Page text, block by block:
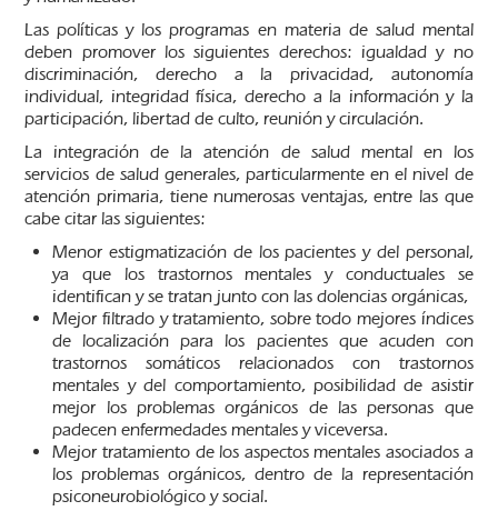
Las políticas y los programas en materia de salud mental
deben promover los siguientes derechos: igualdad y no
discriminación, derecho a la privacidad, autonomía
individual, integridad física, derecho a la información y la
participación, libertad de culto, reunión y circulación.
La integración de la atención de salud mental en los
servicios de salud generales, particularmente en el nivel de
atención primaria, tiene numerosas ventajas, entre las que
cabe citar las siguientes:
Menor estigmatización de los pacientes y del personal,
ya que los trastornos mentales y conductuales se
identifican y se tratan junto con las dolencias orgánicas,
Mejor filtrado y tratamiento, sobre todo mejores índices
de localización para los pacientes que acuden con
trastornos somáticos relacionados con trastornos
mentales y del comportamiento, posibilidad de asistir
mejor los problemas orgánicos de las personas que
padecen enfermedades mentales y viceversa.
Mejor tratamiento de los aspectos mentales asociados a
los problemas orgánicos, dentro de la representación
psiconeurobiológico y social.